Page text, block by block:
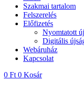
Szakmai tartalom
Felszerelés
Előfizetés
Nyomtatott
Digitális
Webáruház
Kapcsolat
0 Ft 0 Kosár